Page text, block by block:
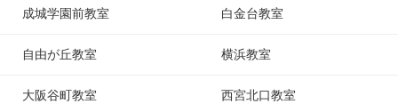
成城学園前教室 白金台教室
自由が丘教室 横浜教室
大阪谷町教室 西宮北口教室